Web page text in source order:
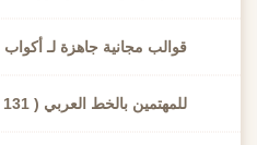
قوالب مجانية جاهزة لـ أكواب
للمهتمين بالخط العربي ( 131 برش illustrator )